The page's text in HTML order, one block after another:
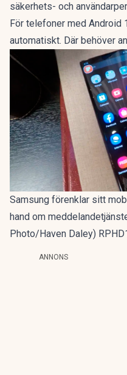
säkerhets- och
För telefoner med Android
automatiskt. Där behöver
Samsung förenklar sitt
hand om
Photo/Haven Daley)
ANNONS